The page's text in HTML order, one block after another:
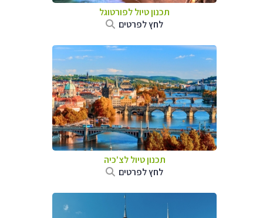
תכנון טיול לפורטוגל
לחץ לפרטים
תכנון טיול לצ'כיה
לחץ לפרטים